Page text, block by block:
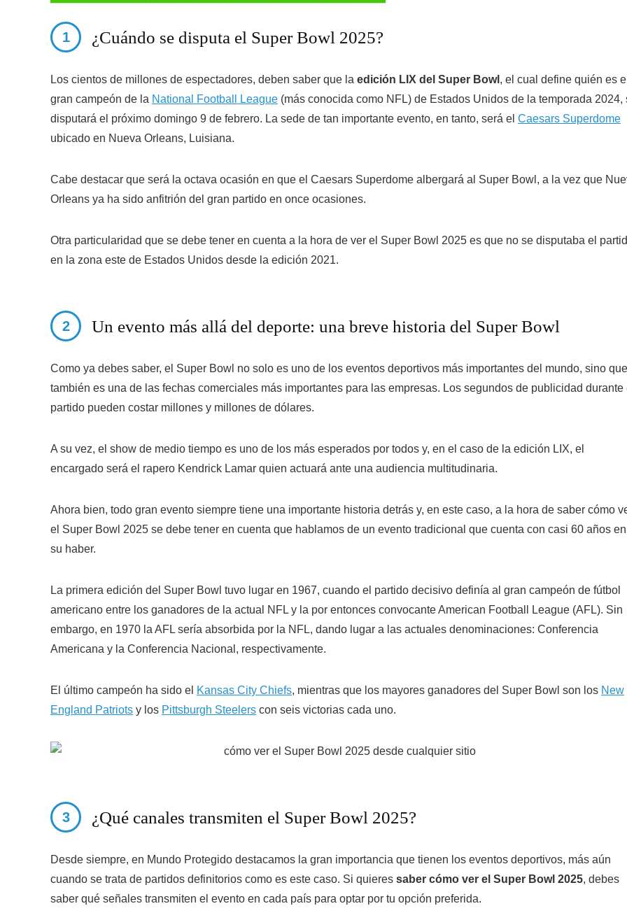
¿Cuándo se disputa el Super Bowl 2025?
Los cientos de millones de espectadores, deben saber que la edición LIX del Super Bowl , el cual define quién es
gran campeón de la National Football League (más conocida como NFL) de Estados Unidos de la temporada 2024,
disputará el próximo domingo 9 de febrero. La sede de tan importante evento, en tanto, será el Caesars Superdome
ubicado en Nueva Orleans, Luisiana.
Cabe destacar que será la octava ocasión en que el Caesars Superdome albergará al Super Bowl, a la vez que
Orleans ya ha sido anfitrión del gran partido en once ocasiones.
Otra particularidad que se debe tener en cuenta a la hora de ver el Super Bowl 2025 es que no se disputaba el
en la zona este de Estados Unidos desde la edición 2021.
Un evento más allá del deporte: una breve historia del Super Bowl
Como ya debes saber, el Super Bowl no solo es uno de los eventos deportivos más importantes del mundo, sino que
también es una de las fechas comerciales más importantes para las empresas. Los segundos de publicidad durante
partido pueden costar millones y millones de dólares.
A su vez, el show de medio tiempo es uno de los más esperados por todos y, en el caso de la edición LIX, el
encargado será el rapero Kendrick Lamar quien actuará ante una audiencia multitudinaria.
Ahora bien, todo gran evento siempre tiene una importante historia detrás y, en este caso, a la hora de saber cómo
el Super Bowl 2025 se debe tener en cuenta que hablamos de un evento tradicional que cuenta con casi 60 años en
su haber.
La primera edición del Super Bowl tuvo lugar en 1967, cuando el partido decisivo definía al gran campeón de fútbol
americano entre los ganadores de la actual NFL y la por entonces convocante American Football League (AFL). Sin
embargo, en 1970 la AFL sería absorbida por la NFL, dando lugar a las actuales denominaciones: Conferencia
Americana y la Conferencia Nacional, respectivamente.
El último campeón ha sido el Kansas City Chiefs, mientras que los mayores ganadores del Super Bowl son los New
England Patriots y los Pittsburgh Steelers con seis victorias cada uno.
¿Qué canales transmiten el Super Bowl 2025?
Desde siempre, en Mundo Protegido destacamos la gran importancia que tienen los eventos deportivos, más aún
cuando se trata de partidos definitorios como es este caso. Si quieres saber cómo ver el Super Bowl 2025, debes
saber qué señales transmiten el evento en cada país para optar por tu opción preferida.